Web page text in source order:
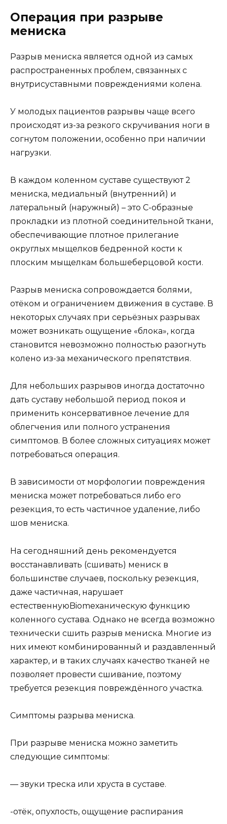
Операция при разрыве
мениска
Разрыв мениска является одной из самых
распространенных проблем, связанных с
внутрисуставными повреждениями колена.
У молодых пациентов разрывы чаще всего
происходят из-за резкого скручивания ноги в
согнутом положении, особенно при наличии
нагрузки.
В каждом коленном суставе существуют 2
мениска, медиальный (внутренний) и
латеральный (наружный) – это С-образные
прокладки из плотной соединительной ткани,
обеспечивающие плотное прилегание
округлых мыщелков бедренной кости к
плоским мыщелкам большеберцовой кости.
Разрыв мениска сопровождается болями,
отёком и ограничением движения в суставе. В
некоторых случаях при серьёзных разрывах
может возникать ощущение «блока», когда
становится невозможно полностью разогнуть
колено из-за механического препятствия.
Для небольших разрывов иногда достаточно
дать суставу небольшой период покоя и
применить консервативное лечение для
облегчения или полного устранения
симптомов. В более сложных ситуациях может
потребоваться операция.
В зависимости от морфологии повреждения
мениска может потребоваться либо его
резекция, то есть частичное удаление, либо
шов мениска.
На сегодняшний день рекомендуется
восстанавливать (сшивать) мениск в
большинстве случаев, поскольку резекция,
даже частичная, нарушает
естественнуюBiomeханическую функцию
коленного сустава. Однако не всегда возможно
технически сшить разрыв мениска. Многие из
них имеют комбинированный и раздавленный
характер, и в таких случаях качество тканей не
позволяет провести сшивание, поэтому
требуется резекция повреждённого участка.
Симптомы разрыва мениска.
При разрыве мениска можно заметить
следующие симптомы:
— звуки треска или хруста в суставе.
-отёк, опухлость, ощущение распирания